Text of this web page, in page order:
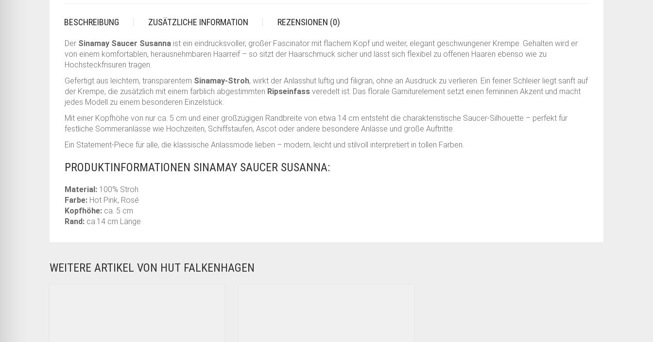
BESCHREIBUNG ZUSÄTZLICHE INFORMATION REZENSIONEN (0)
Der Sinamay Saucer Susanna ist ein eindrucksvoller, großer Fascinator mit flachem Kopf und weiter, elegant geschwungener Krempe. Gehalten wird er
von einem komfortablen, herausnehmbaren Haarreif – so sitzt der Haarschmuck sicher und lässt sich flexibel zu offenen Haaren ebenso wie zu
Hochsteckfrisuren tragen.
Gefertigt aus leichtem, transparentem Sinamay-Stroh, wirkt der Anlasshut luftig und filigran, ohne an Ausdruck zu verlieren. Ein feiner Schleier liegt sanft auf
der Krempe, die zusätzlich mit einem farblich abgestimmten Ripseinfass veredelt ist. Das florale Garniturelement setzt einen femininen Akzent und macht
jedes Modell zu einem besonderen Einzelstück.
Mit einer Kopfhöhe von nur ca. 5 cm und einer großzügigen Randbreite von etwa 14 cm entsteht die charakteristische Saucer-Silhouette – perfekt für
festliche Sommeranlässe wie Hochzeiten, Schiffstaufen, Ascot oder andere besondere Anlässe und große Auftritte.
Ein Statement-Piece für alle, die klassische Anlassmode lieben – modern, leicht und stilvoll interpretiert in tollen Farben.
PRODUKTINFORMATIONEN SINAMAY SAUCER SUSANNA:
Material: 100% Stroh
Farbe: Hot Pink, Rosé
Kopfhöhe: ca. 5 cm
Rand: ca.14 cm Länge
WEITERE ARTIKEL VON HUT FALKENHAGEN